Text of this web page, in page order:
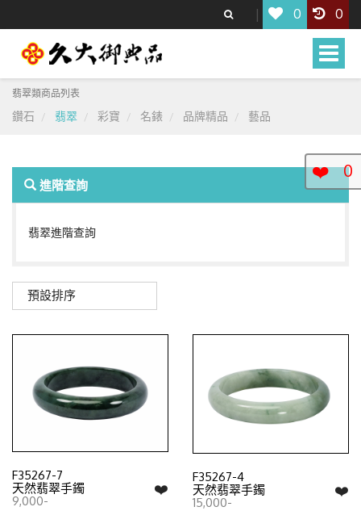
0 0
Toggle
翡翠類商品列表
鑽石 翡翠 彩寶 名錶 品牌精品 藝品
進階查詢
翡翠進階查詢
預設排序
F35267-7
❤️
天然翡翠手鐲
9,000-
F35267-4
❤️
天然翡翠手鐲
15,000-
❤️ 0